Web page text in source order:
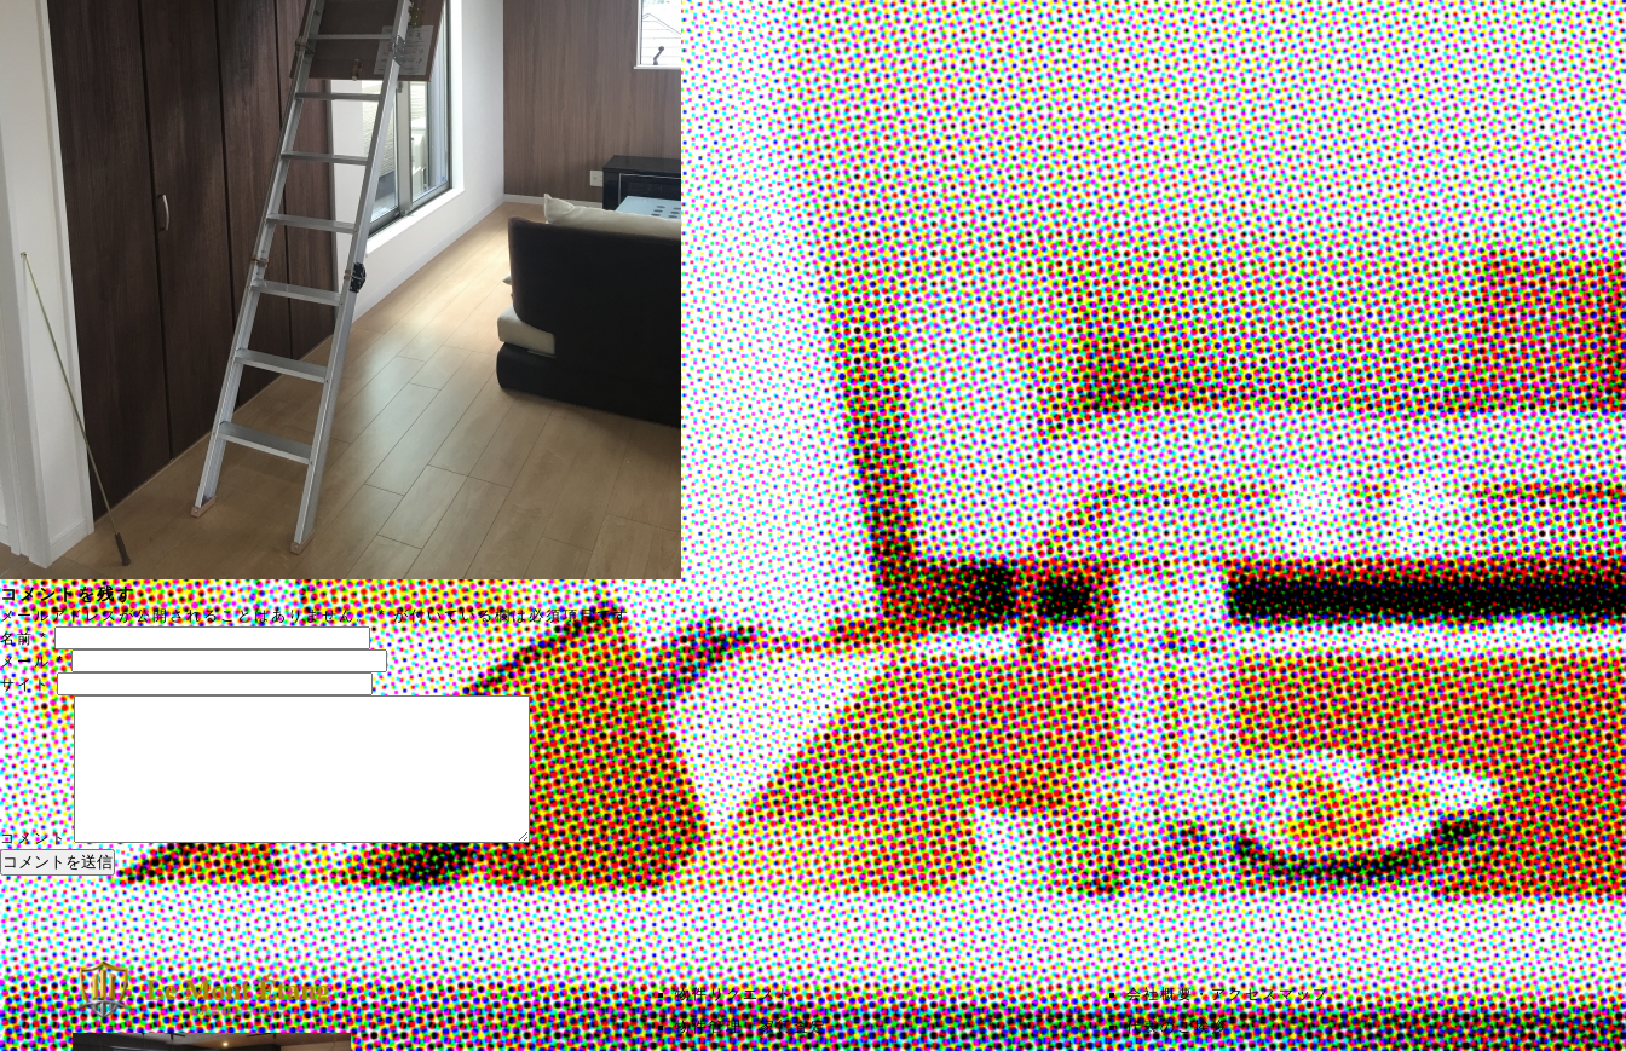
コメントを残す
メールアドレスが公開されることはありません。 *が付いている欄は必須項目です
名前*
メール*
サイト
コメント
物件リクエスト
物件管理・家賃査定
会社概要・アクセスマップ
代表のご挨拶